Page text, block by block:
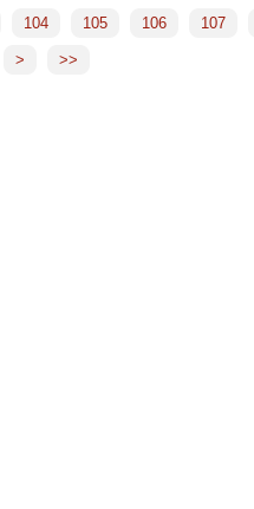
104 105 106 107
> >>